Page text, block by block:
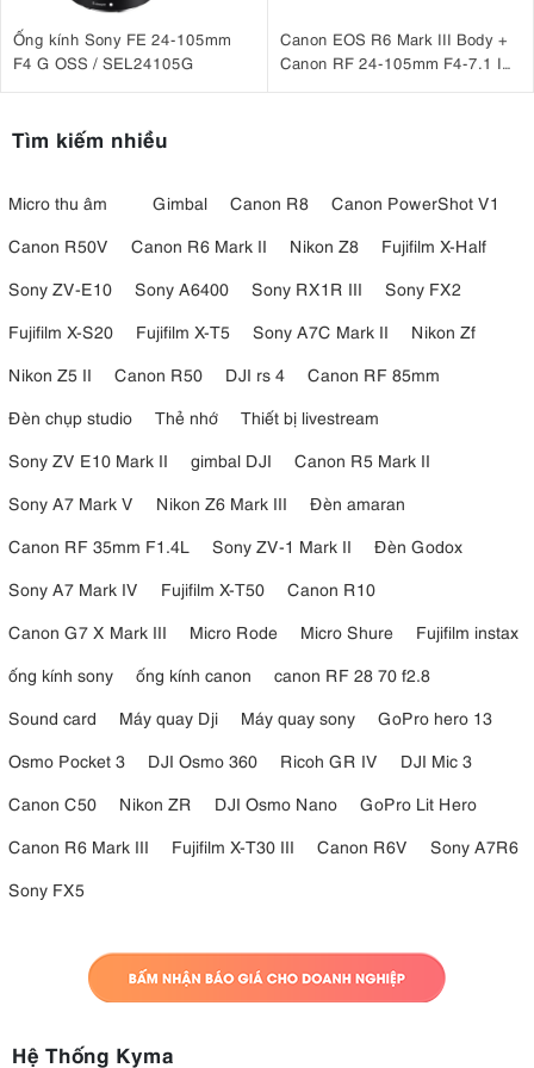
2.4GHz
Godox DP600III-V được tích hợp sẵn bộ thu sóng 2.4GHz, tương
thích hoàn toàn với hệ sinh thái Godox X System. Khi kết hợp cùng
Kích hoạt đèn từ xa
Bật hoặc tắt đèn modeling
Flash App khi kết hợp với các trigger tương thích.
7. Chế độ Wireless ID chống nhiễu hiệu quả
Để giảm thiểu tình trạng nhiễu sóng trong môi trường có nhiều nhiếp
ảnh gia sử dụng thiết bị không dây, Godox DP600III-V được trang bị
tới 99 mã ID RF riêng biệt. Hệ thống chỉ nhận tín hiệu từ các bộ phát
có cùng ID, đảm bảo khả năng hoạt động ổn định và chính xác trong
8. Tương thích ngàm Bowens S-Type phổ
Sử dụng ngàm Bowens S-Type tiêu chuẩn, DP600III-V tương thích
Ống kính Sony FE 24-105mm
F4 G OSS / SEL24105G
Canon EOS R6 Mark III Body +
Canon RF 24-105mm F4-7.1 IS
Tìm kiếm nhiều
Micro thu âm Gimbal Canon R8
Canon PowerShot V1
Canon R50V
Canon R6 Mark II Nikon Z8
Fujifilm X-Half
Sony ZV-E10
Sony A6400 Sony RX1R III
Sony FX2
Fujifilm X-S20
Fujifilm X-T5 Sony A7C Mark II
Nikon Zf
Nikon Z5 II
Canon R50 DJI rs 4
Canon RF 85mm
Đèn chụp studio
Thẻ nhớ
Thiết bị livestream
Sony ZV E10 Mark II
gimbal DJI
Canon R5 Mark II
Sony A7 Mark V
Nikon Z6 Mark III
Đèn amaran
Canon RF 35mm F1.4L
Sony ZV-1 Mark II
Đèn Godox
Sony A7 Mark IV
Fujifilm X-T50
Canon R10
Canon G7 X Mark III
Micro Rode Micro Shure
Fujifilm instax
ống kính sony
ống kính canon
canon RF 28 70 f2.8
Sound card
Máy quay Dji Máy quay sony
GoPro hero 13
Osmo Pocket 3
DJI Osmo 360 Ricoh GR IV
DJI Mic 3
Canon C50
Nikon ZR DJI Osmo Nano
GoPro Lit Hero
Canon R6 Mark III
Fujifilm X-T30 III Canon R6V
Sony A7R6
Sony FX5
Hệ Thống Kyma